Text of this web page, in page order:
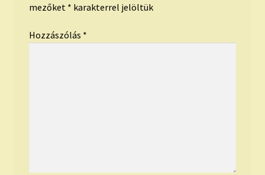
mezőket * karakterrel jelöltük
Hozzászólás *